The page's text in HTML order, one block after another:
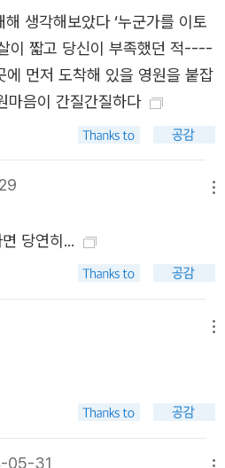
못”(「공원 닫는 시간」)하는 일
사된 풍경 안에/내모습도 나타나
미 사랑은 제 역할을 모두 수행한
전에 “함께 허물어지려고 붙들
마저 단숨에 폭설처럼 껴안는
설이고 모호해지고 더듬거리
암호’를 풀 수 없어서 더뎌지는
그 더딘 말들이 생의 ‘후방’에 있
찾아내는 데에 있어 오히려 기
있다. 그리고 이병률이다. 말이
음의 리듬이 시작되는 시간이
할 적」에서 왜 슬프냐고
내가 물었다 글로 사랑에
에게 묻지 않았다 배낭에 담은
빨로 끊었다 내 손목에 세 번을
했다 털실로 감은 것이 나인지
생각해보았다 ‘누군가를 이토
이 짧고 당신이 부족했던 적----
에 먼저 도착해 있을 영원을 붙잡
음이 간질간질하다
당연히...
05-31